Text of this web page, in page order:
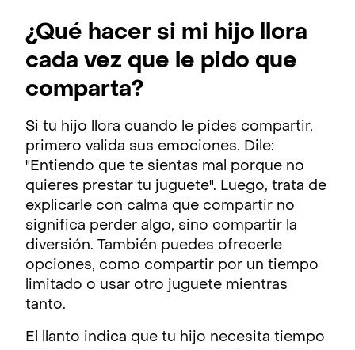
¿Qué hacer si mi hijo llora
cada vez que le pido que
comparta?
Si tu hijo llora cuando le pides compartir,
primero valida sus emociones. Dile:
"Entiendo que te sientas mal porque no
quieres prestar tu juguete". Luego, trata de
explicarle con calma que compartir no
significa perder algo, sino compartir la
diversión. También puedes ofrecerle
opciones, como compartir por un tiempo
limitado o usar otro juguete mientras
tanto.
El llanto indica que tu hijo necesita tiempo